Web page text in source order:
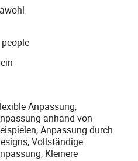
USV-Netzteil
für kritische Geräte);
(mehrfrequente
Bobbin/Toroid Coil
Multimeter
der Anschlüsse,
ausgewählt für Stabilität
people
Anpassung,
anhand von
Anpassung durch
Vollständige
Kleinere